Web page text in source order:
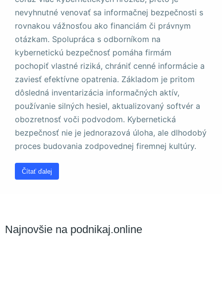
nevyhnutné venovať sa informačnej bezpečnosti s
rovnakou vážnosťou ako financiám či právnym
otázkam. Spolupráca s odborníkom na
kybernetickú bezpečnosť pomáha firmám
pochopiť vlastné riziká, chrániť cenné informácie a
zaviesť efektívne opatrenia. Základom je pritom
dôsledná inventarizácia informačných aktív,
používanie silných hesiel, aktualizovaný softvér a
obozretnosť voči podvodom. Kybernetická
bezpečnosť nie je jednorazová úloha, ale dlhodobý
proces budovania zodpovednej firemnej kultúry.
Čítať ďalej
Najnovšie na podnikaj.online